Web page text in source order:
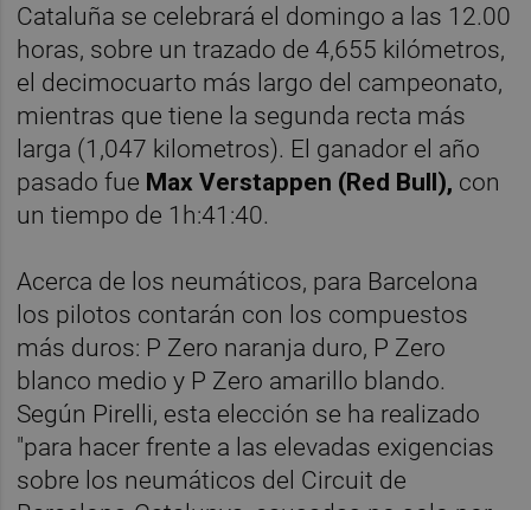
Cataluña se celebrará el domingo a las 12.00
horas, sobre un trazado de 4,655 kilómetros,
el decimocuarto más largo del campeonato,
mientras que tiene la segunda recta más
larga (1,047 kilometros). El ganador el año
pasado fue Max Verstappen (Red Bull), con
un tiempo de 1h:41:40.
Acerca de los neumáticos, para Barcelona
los pilotos contarán con los compuestos
más duros: P Zero naranja duro, P Zero
blanco medio y P Zero amarillo blando.
Según Pirelli, esta elección se ha realizado
"para hacer frente a las elevadas exigencias
sobre los neumáticos del Circuit de